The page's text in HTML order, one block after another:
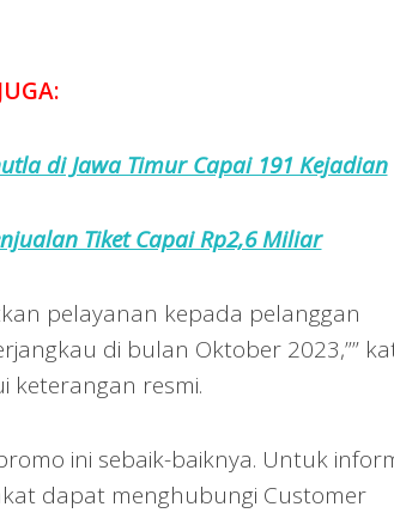
di Jawa Timur Capai 191 Kejadian
Tiket Capai Rp2,6 Miliar
pelayanan kepada pelanggan
di bulan Oktober 2023,””
keterangan resmi.
ini sebaik-baiknya. Untuk
dapat menghubungi Customer